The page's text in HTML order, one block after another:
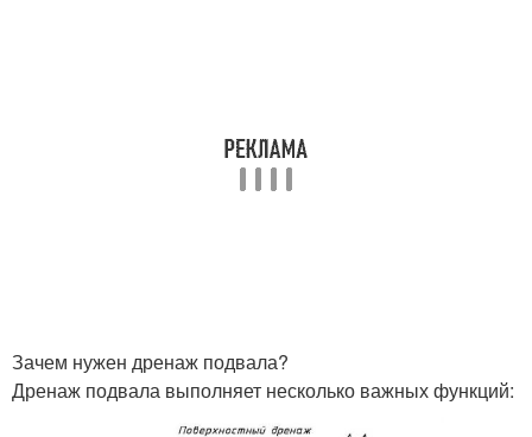
Зачем нужен дренаж подвала?
Дренаж подвала выполняет несколько важных функций: